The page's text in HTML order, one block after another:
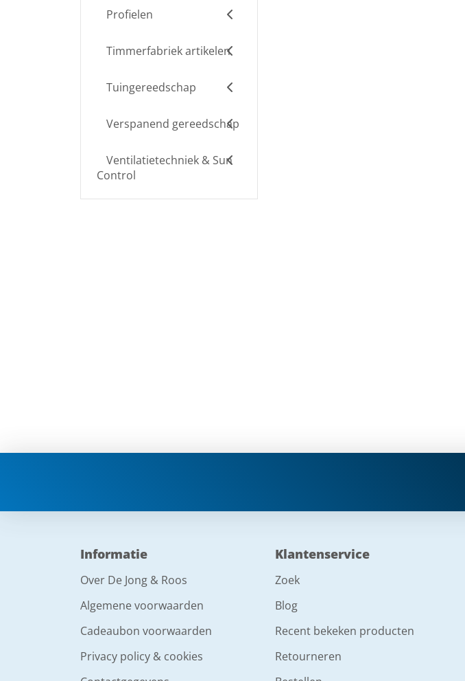
Profielen
Timmerfabriek artikelen
Tuingereedschap
Verspanend gereedschap
Ventilatietechniek & Sun
Control
Informatie
Over De Jong & Roos
Algemene voorwaarden
Cadeaubon voorwaarden
Privacy policy & cookies
Klantenservice
Zoek
Blog
Recent bekeken producten
Retourneren